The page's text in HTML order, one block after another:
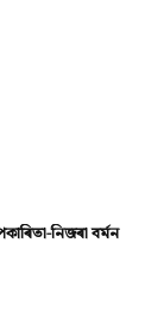
নিজৰা বৰ্মন